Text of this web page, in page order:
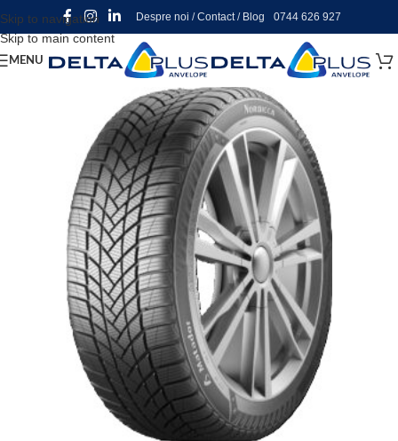
Skip to navigation
Skip to main content
Despre noi /Contact/ Blog 0744 626 927
MENU